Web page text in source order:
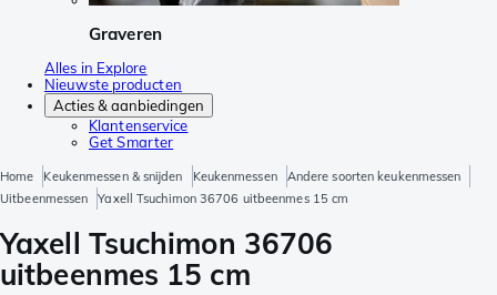
Graveren
Alles in Explore
Nieuwste producten
Acties & aanbiedingen
Klantenservice
Get Smarter
Home Keukenmessen & snijden Keukenmessen
Andere soorten keukenmessen
Uitbeenmessen
Yaxell Tsuchimon 36706 uitbeenmes 15 cm
Yaxell Tsuchimon 36706
uitbeenmes 15 cm